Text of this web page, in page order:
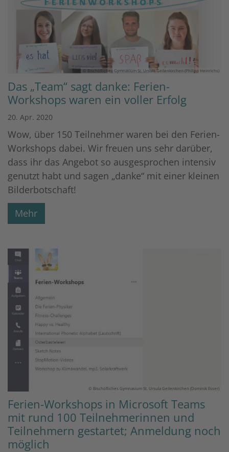
© Bischöfliches Gymnasium St. Ursula Geilenkirchen (Philipp Heinrichs)
Das „Team“ sagt danke: Ferien-
Workshops waren ein voller Erfolg
20. Apr. 2020
Wow, über 150 Teilnehmer waren bei den Ferien-
Workshops dabei. Wir freuen uns sehr darüber,
dass ihr das Angebot so ausgesprochen intensiv
genutzt habt und sagen „danke“ mit einer kleinen
Bilderbotschaft!
Mehr
© Bischöfliches Gymnasium St. Ursula Geilenkirchen (Dominik Esser)
Ferien-Workshops in Microsoft Teams
mit rund 100 Teilnehmerinnen und
Teilnehmern gestartet; Anmeldung noch
möglich